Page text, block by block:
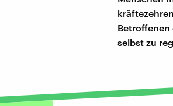
Betroffenen
selbst zu